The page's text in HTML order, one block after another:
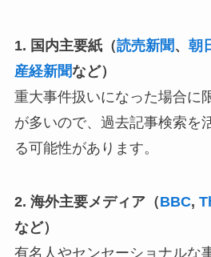
1. 国内主要紙（読売新聞 、 朝
産経新聞など）
重大事件扱いになった場合に
が多いので、過去記事検索を
る可能性があります。
2. 海外主要メディア（BBC,
など）
有名人やセンセーショナルな